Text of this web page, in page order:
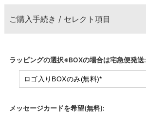
ご購入手続き / セレクト項目
ラッピングの選択※BOXの場合は宅急便発送:
メッセージカードを希望(無料):